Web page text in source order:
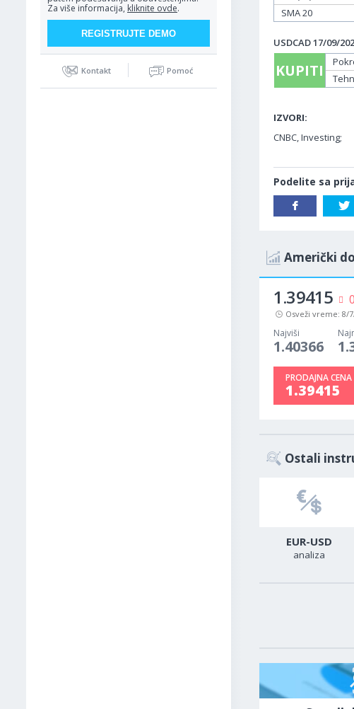
Za više informacija, kliknite ovde.
Kontakt Pomoć
SMA 20
USDCAD 17/09/
KUPITI
IZVORI:
CNBC, Investing;
Podelite sa
Američki
1.39415
Osveži vreme: 8/
Najviši
1.40366
PRODAJNA CENA
1.39415
Ostali
EUR-USD
analiza